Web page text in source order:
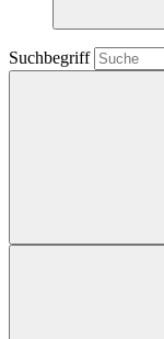
Suchbegriff